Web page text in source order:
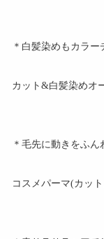
＊白髪染めもカラー
カット&白髪染めオ
＊毛先に動きをふん
コスメパーマ(カッ